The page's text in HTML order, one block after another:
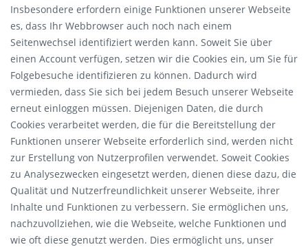
Insbesondere erfordern einige Funktionen unserer Webseite
es, dass Ihr Webbrowser auch noch nach einem
Seitenwechsel identifiziert werden kann. Soweit Sie über
einen Account verfügen, setzen wir die Cookies ein, um Sie für
Folgebesuche identifizieren zu können. Dadurch wird
vermieden, dass Sie sich bei jedem Besuch unserer Webseite
erneut einloggen müssen. Diejenigen Daten, die durch
Cookies verarbeitet werden, die für die Bereitstellung der
Funktionen unserer Webseite erforderlich sind, werden nicht
zur Erstellung von Nutzerprofilen verwendet. Soweit Cookies
zu Analysezwecken eingesetzt werden, dienen diese dazu, die
Qualität und Nutzerfreundlichkeit unserer Webseite, ihrer
Inhalte und Funktionen zu verbessern. Sie ermöglichen uns,
nachzuvollziehen, wie die Webseite, welche Funktionen und
wie oft diese genutzt werden. Dies ermöglicht uns, unser